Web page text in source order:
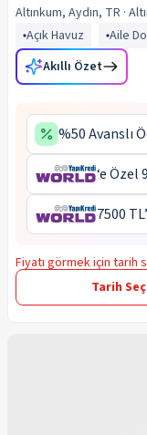
Altınkum, Aydın, TR ·
Açık Havuz
Aile
Akıllı Özet
%50 Avanslı
‘e Özel
7500
Fiyatı görmek için tarih
Tarih Seç